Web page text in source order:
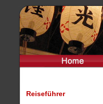
Reiseführer